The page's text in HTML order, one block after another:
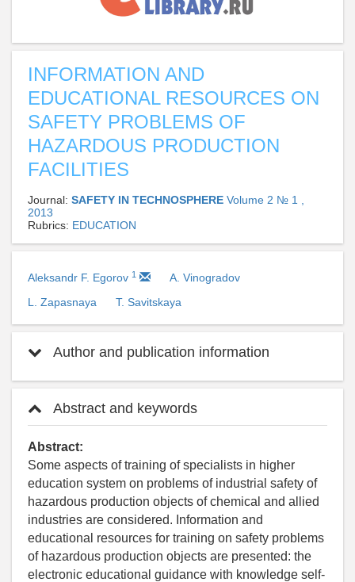
INFORMATION AND
EDUCATIONAL RESOURCES ON
SAFETY PROBLEMS OF
HAZARDOUS PRODUCTION
FACILITIES
Journal: SAFETY IN TECHNOSPHERE Volume 2 № 1 ,
2013
Rubrics: EDUCATION
Aleksandr F. Egorov 1
A. Vinogradov
L. Zapasnaya
T. Savitskaya
Author and publication information
Abstract and keywords
Abstract:
Some aspects of training of specialists in higher
education system on problems of industrial safety of
hazardous production objects of chemical and allied
industries are considered. Information and
educational resources for training on safety problems
of hazardous production objects are presented: the
electronic educational guidance with knowledge self-